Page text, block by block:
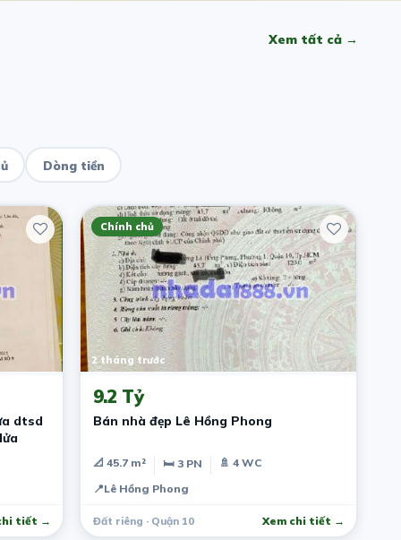
Xem tất cả →
Dòng tiền
dtsd
tiết →
Chính chủ
2 tháng trước
9.2 Tỷ
Bán nhà đẹp Lê Hồng Phong
📐 45.7 m² 🛏 3 PN
🚿 4 WC
📍Lê Hồng Phong
Đất riêng · Quận 10 Xem chi tiết →